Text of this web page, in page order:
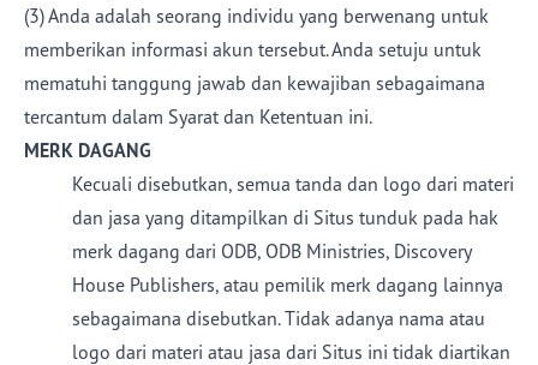
(3) Anda adalah seorang individu yang berwenang untuk
memberikan informasi akun tersebut. Anda setuju untuk
mematuhi tanggung jawab dan kewajiban sebagaimana
tercantum dalam Syarat dan Ketentuan ini.
MERK DAGANG
Kecuali disebutkan, semua tanda dan logo dari materi
dan jasa yang ditampilkan di Situs tunduk pada hak
merk dagang dari ODB, ODB Ministries, Discovery
House Publishers, atau pemilik merk dagang lainnya
sebagaimana disebutkan. Tidak adanya nama atau
logo dari materi atau jasa dari Situs ini tidak diartikan